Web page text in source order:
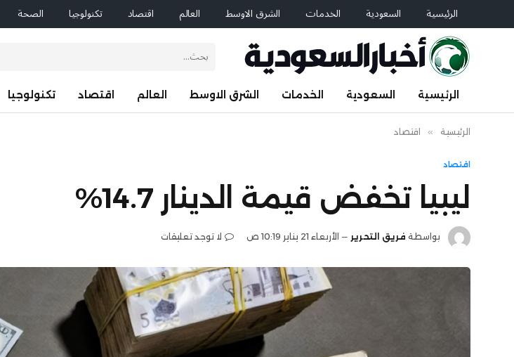
الرئيسية السعودية الخدمات الشرق الاوسط العالم اقتصاد تكنولوجيا الصحة
الرئيسية السعودية الخدمات الشرق الاوسط العالم اقتصاد تكنولوجيا
الرئيسية » اقتصاد
اقتصاد
ليبيا تخفض قيمة الدينار 14.7%
بواسطة فريق التحرير الأربعاء 21 يناير 10:19 ص لا توجد تعليقات